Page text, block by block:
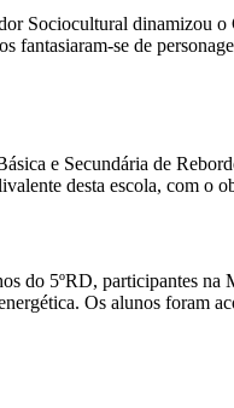
Sociocultural dinamizou o
fantasiaram-se de
e Secundária de
desta escola, com o
do 5ºRD, participantes na
Os alunos foram